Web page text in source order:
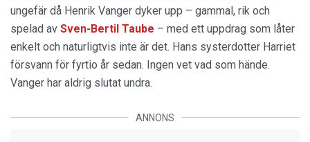
ungefär då Henrik Vanger dyker upp – gammal, rik och
spelad av Sven-Bertil Taube – med ett uppdrag som låter
enkelt och naturligtvis inte är det. Hans systerdotter Harriet
försvann för fyrtio år sedan. Ingen vet vad som hände.
Vanger har aldrig slutat undra.
ANNONS